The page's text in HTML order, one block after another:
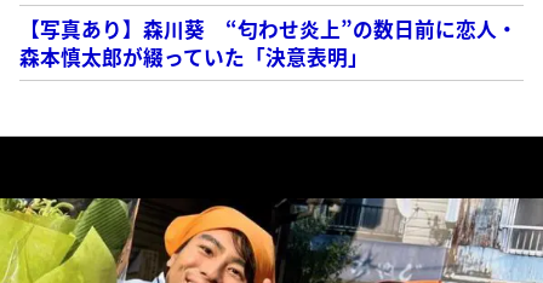
【写真あり】森川葵 “匂わせ炎上”の数日前に恋人・
森本慎太郎が綴っていた「決意表明」